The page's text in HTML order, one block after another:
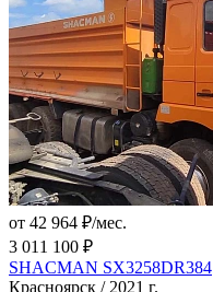
от 42 964 ₽/мес.
3 011 100 ₽
SHACMAN SX3258DR384
Красноярск / 2021 г.